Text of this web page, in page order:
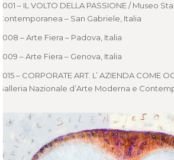
– IL VOLTO DELLA PASSIONE / Museo
– San Gabriele, Italia
– Arte Fiera – Padova, Italia
– Arte Fiera – Genova, Italia
– CORPORATE ART. L’ AZIENDA COME
Nazionale d’Arte Moderna e